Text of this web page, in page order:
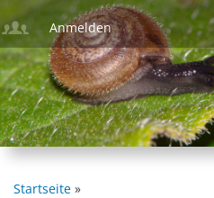
Direkt
zum
Inhalt
Anmelden
Startseite